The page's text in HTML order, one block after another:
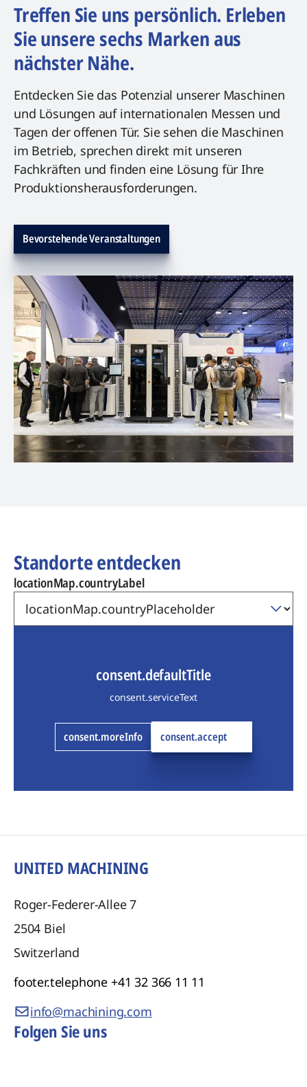
Treffen Sie uns persönlich. Erleben
Sie unsere sechs Marken aus
nächster Nähe.
Entdecken Sie das Potenzial unserer Maschinen
und Lösungen auf internationalen Messen und
Tagen der offenen Tür. Sie sehen die Maschinen
im Betrieb, sprechen direkt mit unseren
Fachkräften und finden eine Lösung für Ihre
Produktionsherausforderungen.
Bevorstehende Veranstaltungen
Standorte entdecken
locationMap.countryLabel
consent.defaultTitle
consent.serviceText
consent.moreInfo consent.accept
UNITED MACHINING
Roger-Federer-Allee 7
2504 Biel
Switzerland
footer.telephone +41 32 366 11 11
info@machining.com
Folgen Sie uns